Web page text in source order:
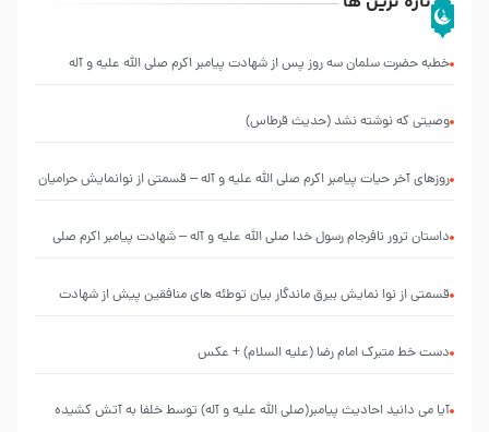
خطبه حضرت سلمان سه روز پس از شهادت پیامبر اکرم صلی الله علیه و آله
وصیتی که نوشته نشد (حدیث قرطاس)
روزهای آخر حیات پیامبر اکرم صلی الله علیه و آله – قسمتی از نوانمایش حرامیان
‌‌‌‌‌‌‌داستان ترور نافرجام رسول خدا صلی الله علیه و آله – شهادت پیامبر اکرم صلی
قسمتی از نوا نمایش بیرق ماندگار بیان توطئه های منافقین پیش از شهادت
دست خط متبرک امام رضا (علیه السلام) + عکس
آیا می دانید احادیث پیامبر(صلی الله علیه و آله) توسط خلفا به آتش کشیده